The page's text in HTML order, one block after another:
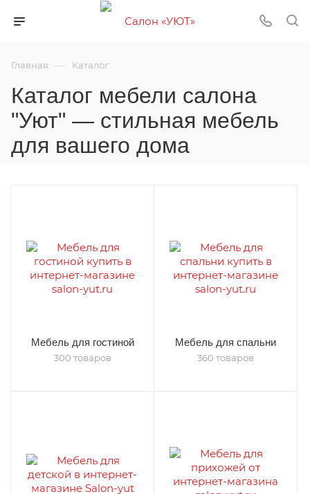
Главная — Каталог
Каталог мебели салона
"Уют" — стильная мебель
для вашего дома
Мебель для гостиной
300 товаров
Мебель для спальни
360 товаров